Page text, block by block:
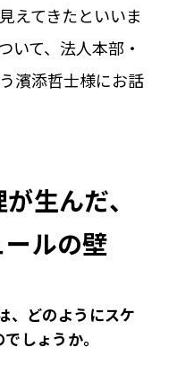
えてきたといいま
いて、法人本部・
濱添哲士様にお話
生んだ、
ルの壁
どのようにスケ
しょうか。